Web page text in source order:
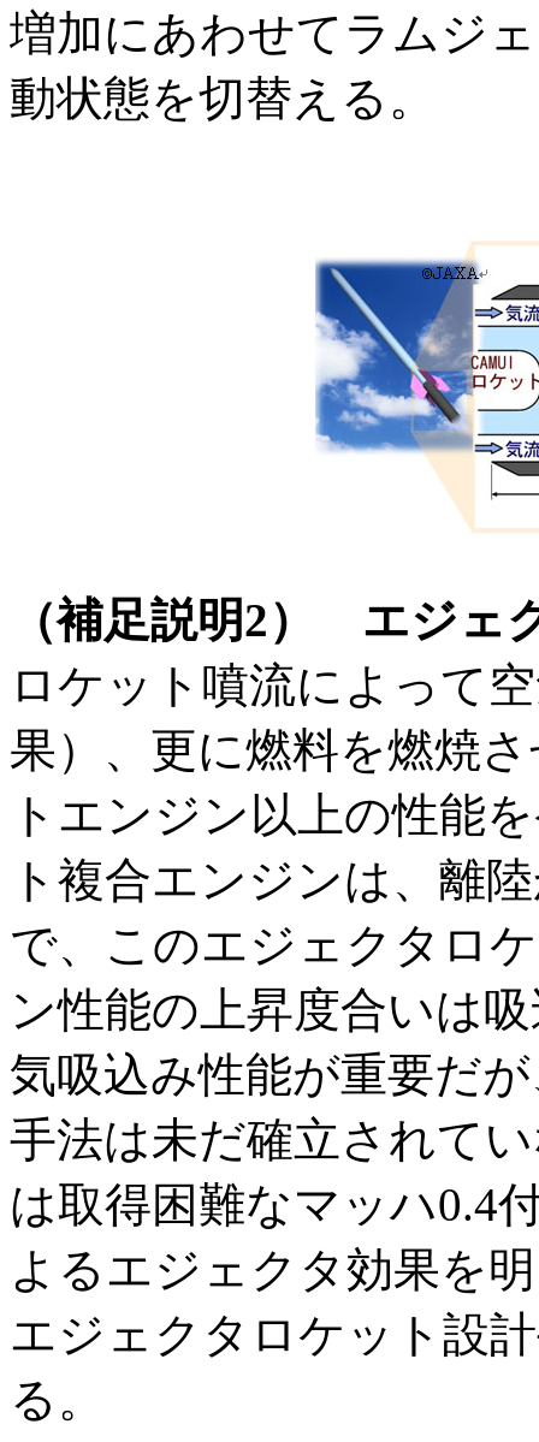
増加にあわせてラムジ
動状態を切替える。
（補足説明2） エジェ
ロケット噴流によって
果）、更に燃料を燃焼
トエンジン以上の性能
ト複合エンジンは、離
で、このエジェクタロ
ン性能の上昇度合いは
気吸込み性能が重要だ
手法は未だ確立されて
は取得困難なマッハ0.4
よるエジェクタ効果を
エジェクタロケット設
る。